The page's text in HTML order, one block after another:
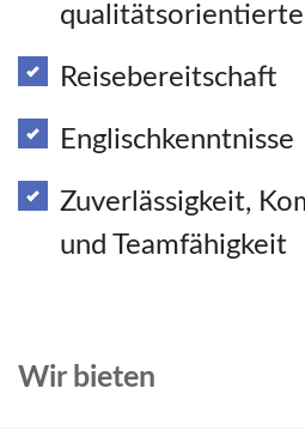
Reisebereitschaft
Englischkenntnisse
Zuverlässigkeit,
und Teamfähigkeit
Wir bieten